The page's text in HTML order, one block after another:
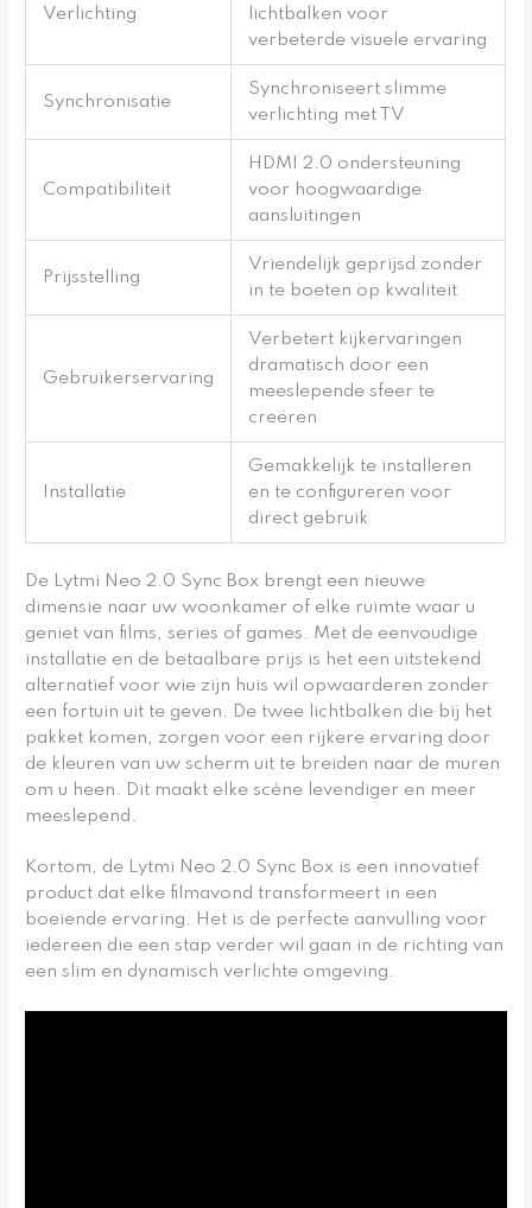
Verlichting
lichtbalken voor
verbeterde visuele ervaring
Synchronisatie
Synchroniseert slimme
verlichting met TV
Compatibiliteit
HDMI 2.0 ondersteuning
voor hoogwaardige
aansluitingen
Prijsstelling
Vriendelijk geprijsd zonder
in te boeten op kwaliteit
Gebruikerservaring
Verbetert kijkervaringen
dramatisch door een
meeslepende sfeer te
creëren
Installatie
Gemakkelijk te installeren
en te configureren voor
direct gebruik
De Lytmi Neo 2.0 Sync Box brengt een nieuwe
dimensie naar uw woonkamer of elke ruimte waar u
geniet van films, series of games. Met de eenvoudige
installatie en de betaalbare prijs is het een uitstekend
alternatief voor wie zijn huis wil opwaarderen zonder
een fortuin uit te geven. De twee lichtbalken die bij het
pakket komen, zorgen voor een rijkere ervaring door
de kleuren van uw scherm uit te breiden naar de muren
om u heen. Dit maakt elke scène levendiger en meer
meeslepend.
Kortom, de Lytmi Neo 2.0 Sync Box is een innovatief
product dat elke filmavond transformeert in een
boeiende ervaring. Het is de perfecte aanvulling voor
iedereen die een stap verder wil gaan in de richting van
een slim en dynamisch verlichte omgeving.